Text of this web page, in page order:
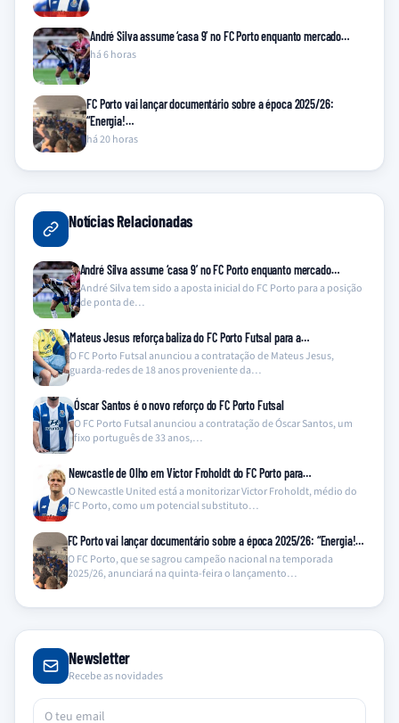
André Silva assume ‘casa 9’ no FC Porto enquanto mercado…
há 6 horas
FC Porto vai lançar documentário sobre a época 2025/26:
“Energia!…
há 20 horas
Notícias Relacionadas
André Silva assume ‘casa 9’ no FC Porto enquanto mercado…
André Silva tem sido a aposta inicial do FC Porto para a posição
de ponta de…
Mateus Jesus reforça baliza do FC Porto Futsal para a…
O FC Porto Futsal anunciou a contratação de Mateus Jesus,
guarda-redes de 18 anos proveniente da…
Óscar Santos é o novo reforço do FC Porto Futsal
O FC Porto Futsal anunciou a contratação de Óscar Santos, um
fixo português de 33 anos,…
Newcastle de Olho em Victor Froholdt do FC Porto para…
O Newcastle United está a monitorizar Victor Froholdt, médio do
FC Porto, como um potencial substituto…
FC Porto vai lançar documentário sobre a época 2025/26: “Energia!…
O FC Porto, que se sagrou campeão nacional na temporada
2025/26, anunciará na quinta-feira o lançamento…
Newsletter
Recebe as novidades